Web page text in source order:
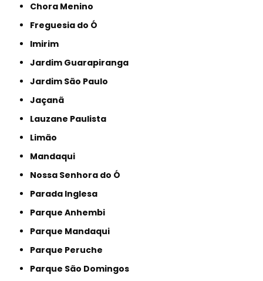
Chora Menino
Freguesia do Ó
Imirim
Jardim Guarapiranga
Jardim São Paulo
Jaçanã
Lauzane Paulista
Limão
Mandaqui
Nossa Senhora do Ó
Parada Inglesa
Parque Anhembi
Parque Mandaqui
Parque Peruche
Parque São Domingos